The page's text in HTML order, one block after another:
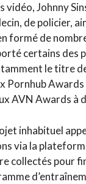
Johnny
de policier,
formé de
certains des
le titre
Pornhub
AVN Awards à
inhabituel
via la
collectés pour